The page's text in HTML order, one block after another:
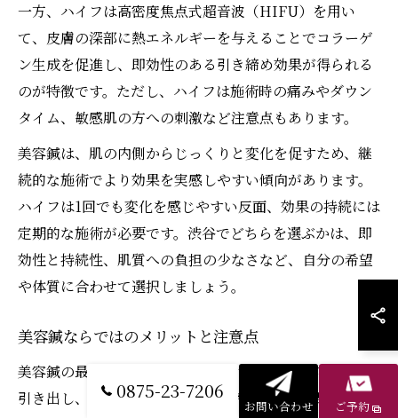
一方、ハイフは高密度焦点式超音波（HIFU）を用い
て、皮膚の深部に熱エネルギーを与えることでコラーゲ
ン生成を促進し、即効性のある引き締め効果が得られる
のが特徴です。ただし、ハイフは施術時の痛みやダウン
タイム、敏感肌の方への刺激など注意点もあります。
美容鍼は、肌の内側からじっくりと変化を促すため、継
続的な施術でより効果を実感しやすい傾向があります。
ハイフは1回でも変化を感じやすい反面、効果の持続には
定期的な施術が必要です。渋谷でどちらを選ぶかは、即
効性と持続性、肌質への負担の少なさなど、自分の希望
や体質に合わせて選択しましょう。
美容鍼ならではのメリットと注意点
美容鍼の最大のメリットは、肌のハリや弾力を内側から
引き出し、フェイスラインの引き締めや小顔効果、むく
0875-23-7206
お問い合わせ ご予約